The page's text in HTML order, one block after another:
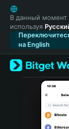
English
日本語
Tiếng Việt
Русский
Español
Türkçe
Italiano
В данный момент
используя
на English